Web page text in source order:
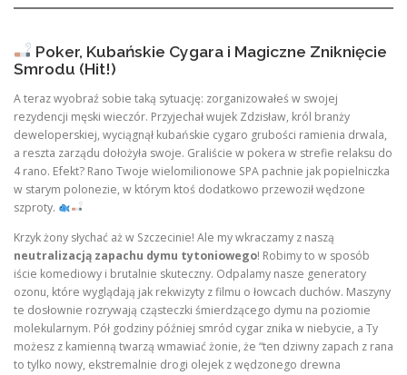
Poker, Kubańskie Cygara i Magiczne Zniknięcie
Smrodu (Hit!)
A teraz wyobraź sobie taką sytuację: zorganizowałeś w swojej
rezydencji męski wieczór. Przyjechał wujek Zdzisław, król branży
deweloperskiej, wyciągnął kubańskie cygaro grubości ramienia drwala,
a reszta zarządu dołożyła swoje. Graliście w pokera w strefie relaksu do
4 rano. Efekt? Rano Twoje wielomilionowe SPA pachnie jak popielniczka
w starym polonezie, w którym ktoś dodatkowo przewoził wędzone
szproty.
Krzyk żony słychać aż w Szczecinie! Ale my wkraczamy z naszą
neutralizacją zapachu dymu tytoniowego! Robimy to w sposób
iście komediowy i brutalnie skuteczny. Odpalamy nasze generatory
ozonu, które wyglądają jak rekwizyty z filmu o łowcach duchów. Maszyny
te dosłownie rozrywają cząsteczki śmierdzącego dymu na poziomie
molekularnym. Pół godziny później smród cygar znika w niebycie, a Ty
możesz z kamienną twarzą wmawiać żonie, że “ten dziwny zapach z rana
to tylko nowy, ekstremalnie drogi olejek z wędzonego drewna